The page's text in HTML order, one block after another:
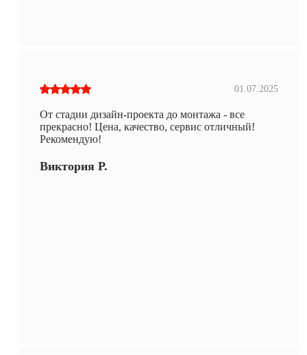
01.07.2025
От стадии дизайн-проекта до монтажа - все
прекрасно! Цена, качество, сервис отличный!
Рекомендую!
Виктория Р.